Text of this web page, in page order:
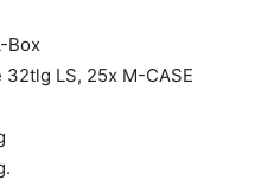
Box
32tlg LS, 25x M-CASE